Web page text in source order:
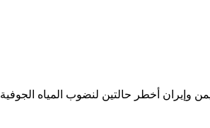
وإيران أخطر حالتين لنضوب المياه الجوفية